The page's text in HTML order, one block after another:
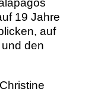
19 Jahre
auf
den